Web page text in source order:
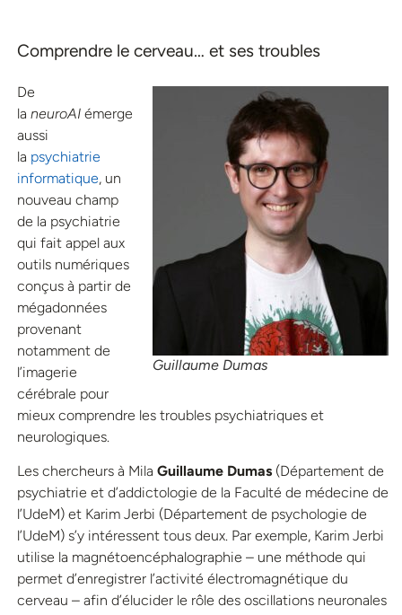
Comprendre le cerveau… et ses troubles
Guillaume Dumas
De
la neuroAI émerge
aussi
la psychiatrie
informatique, un
nouveau champ
de la psychiatrie
qui fait appel aux
outils numériques
conçus à partir de
mégadonnées
provenant
notamment de
l’imagerie
cérébrale pour
mieux comprendre les troubles psychiatriques et
neurologiques.
Les chercheurs à Mila Guillaume Dumas (Département de
psychiatrie et d’addictologie de la Faculté de médecine de
l’UdeM) et Karim Jerbi (Département de psychologie de
l’UdeM) s’y intéressent tous deux. Par exemple, Karim Jerbi
utilise la magnétoencéphalographie – une méthode qui
permet d’enregistrer l’activité électromagnétique du
cerveau – afin d’élucider le rôle des oscillations neuronales